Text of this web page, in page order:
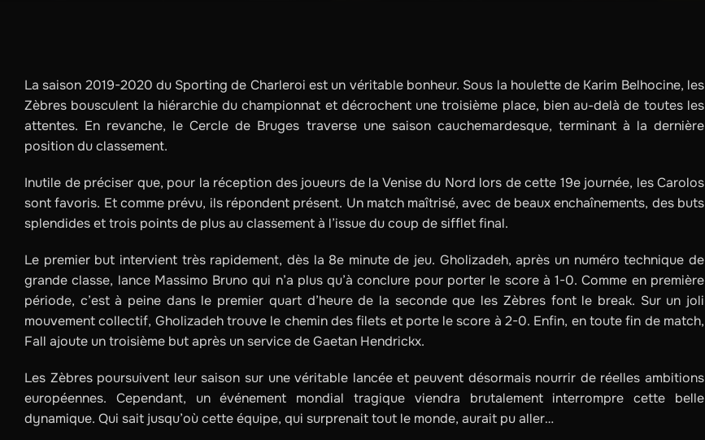
La saison 2019-2020 du Sporting de Charleroi est un véritable bonheur. Sous la houlette de Karim Belhocine, les
Zèbres bousculent la hiérarchie du championnat et décrochent une troisième place, bien au-delà de toutes les
attentes. En revanche, le Cercle de Bruges traverse une saison cauchemardesque, terminant à la dernière
position du classement.
Inutile de préciser que, pour la réception des joueurs de la Venise du Nord lors de cette 19e journée, les Carolos
sont favoris. Et comme prévu, ils répondent présent. Un match maîtrisé, avec de beaux enchaînements, des buts
splendides et trois points de plus au classement à l’issue du coup de sifflet final.
Le premier but intervient très rapidement, dès la 8e minute de jeu. Gholizadeh, après un numéro technique de
grande classe, lance Massimo Bruno qui n’a plus qu’à conclure pour porter le score à 1-0. Comme en première
période, c’est à peine dans le premier quart d’heure de la seconde que les Zèbres font le break. Sur un joli
mouvement collectif, Gholizadeh trouve le chemin des filets et porte le score à 2-0. Enfin, en toute fin de match,
Fall ajoute un troisième but après un service de Gaetan Hendrickx.
Les Zèbres poursuivent leur saison sur une véritable lancée et peuvent désormais nourrir de réelles ambitions
européennes. Cependant, un événement mondial tragique viendra brutalement interrompre cette belle
dynamique. Qui sait jusqu’où cette équipe, qui surprenait tout le monde, aurait pu aller…